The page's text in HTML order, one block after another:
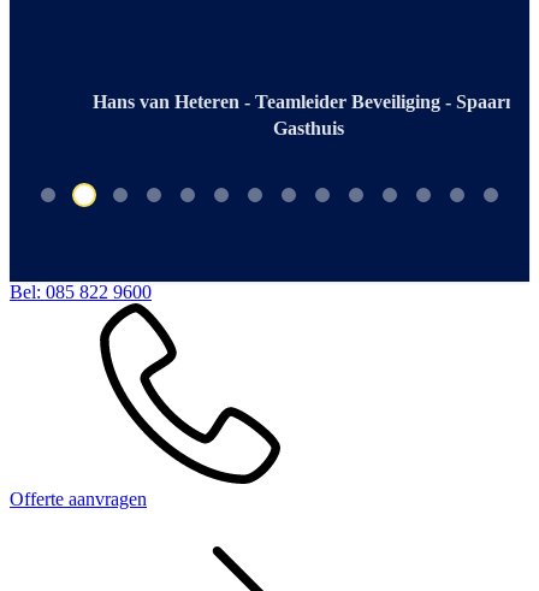
Hans van Heteren - Teamleider Beveiliging - Spaarne
Gasthuis
Bel: 085 822 9600
Offerte aanvragen